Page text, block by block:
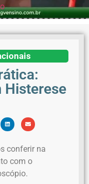
Histerese
conferir na
com o